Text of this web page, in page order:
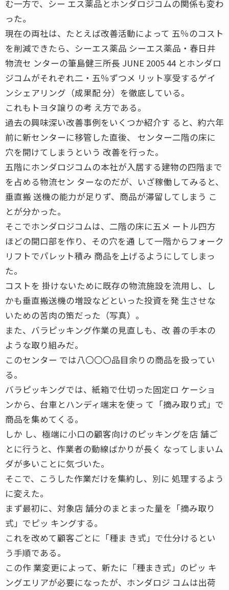
む一方で、シー エス薬品とホンダロジコムの関係も変わ
った。
現在の両社は、たとえば改善活動によって 五％のコスト
を削減できたら、シーエス薬品 シーエス薬品・春日井
物流セ ンターの筆島健三所長 JUNE 2005 44 とホンダロ
ジコムがそれぞれ二・五％ずつメ リット享受するゲイ
ンシェアリング（成果配 分）を徹底している。
これもトヨタ譲りの考 え方である。
過去の興味深い改善事例をいくつか紹介す ると、約六年
前に新センターに移管した直後、 センター二階の床に
穴を開けてしまうという 改善を行った。
五階にホンダロジコムの本社が入居する建物の四階まで
を占める物流セン ターなのだが、いざ稼働してみると、
垂直搬 送機の能力が足りず、商品が滞留してしまう こ
とが分かった。
そこでホンダロジコムは、二階の床に五メ ートル四方
ほどの開口部を作り、その穴を通 して一階からフォーク
リフトでパレット積み 商品を上げるようにしてしまっ
た。
コストを 掛けないために既存の物流施設を流用し、し
かも垂直搬送機の増設などといった投資を発 生させな
いための苦肉の策だった（写真）。
また、バラピッキング作業の見直しも、改 善の手本の
ような取り組みだ。
このセンター では八〇〇〇品目余りの商品を扱ってい
る。
バラピッキングでは、紙箱で仕切った固定ロ ケーショ
ンから、台車とハンディ端末を使っ て「摘み取り式」で
商品を集めてくる。
しか し、極端に小口の顧客向けのピッキングを店 舗ご
とに行うと、作業者の動線ばかりが長く なってしまいム
ダが多いことに気づいた。
そこで、こうした作業だけを集約し、別に 処理するよう
に変えた。
まず最初に、対象店 舗分のまとまった量を「摘み取り
式」でピッ キングする。
これを改めて顧客ごとに「種ま き式」で仕分けるとい
う手順である。
この作 業変更によって、新たに「種まき式」のピッ キ
ングエリアが必要になったが、ホンダロジ コムは出荷